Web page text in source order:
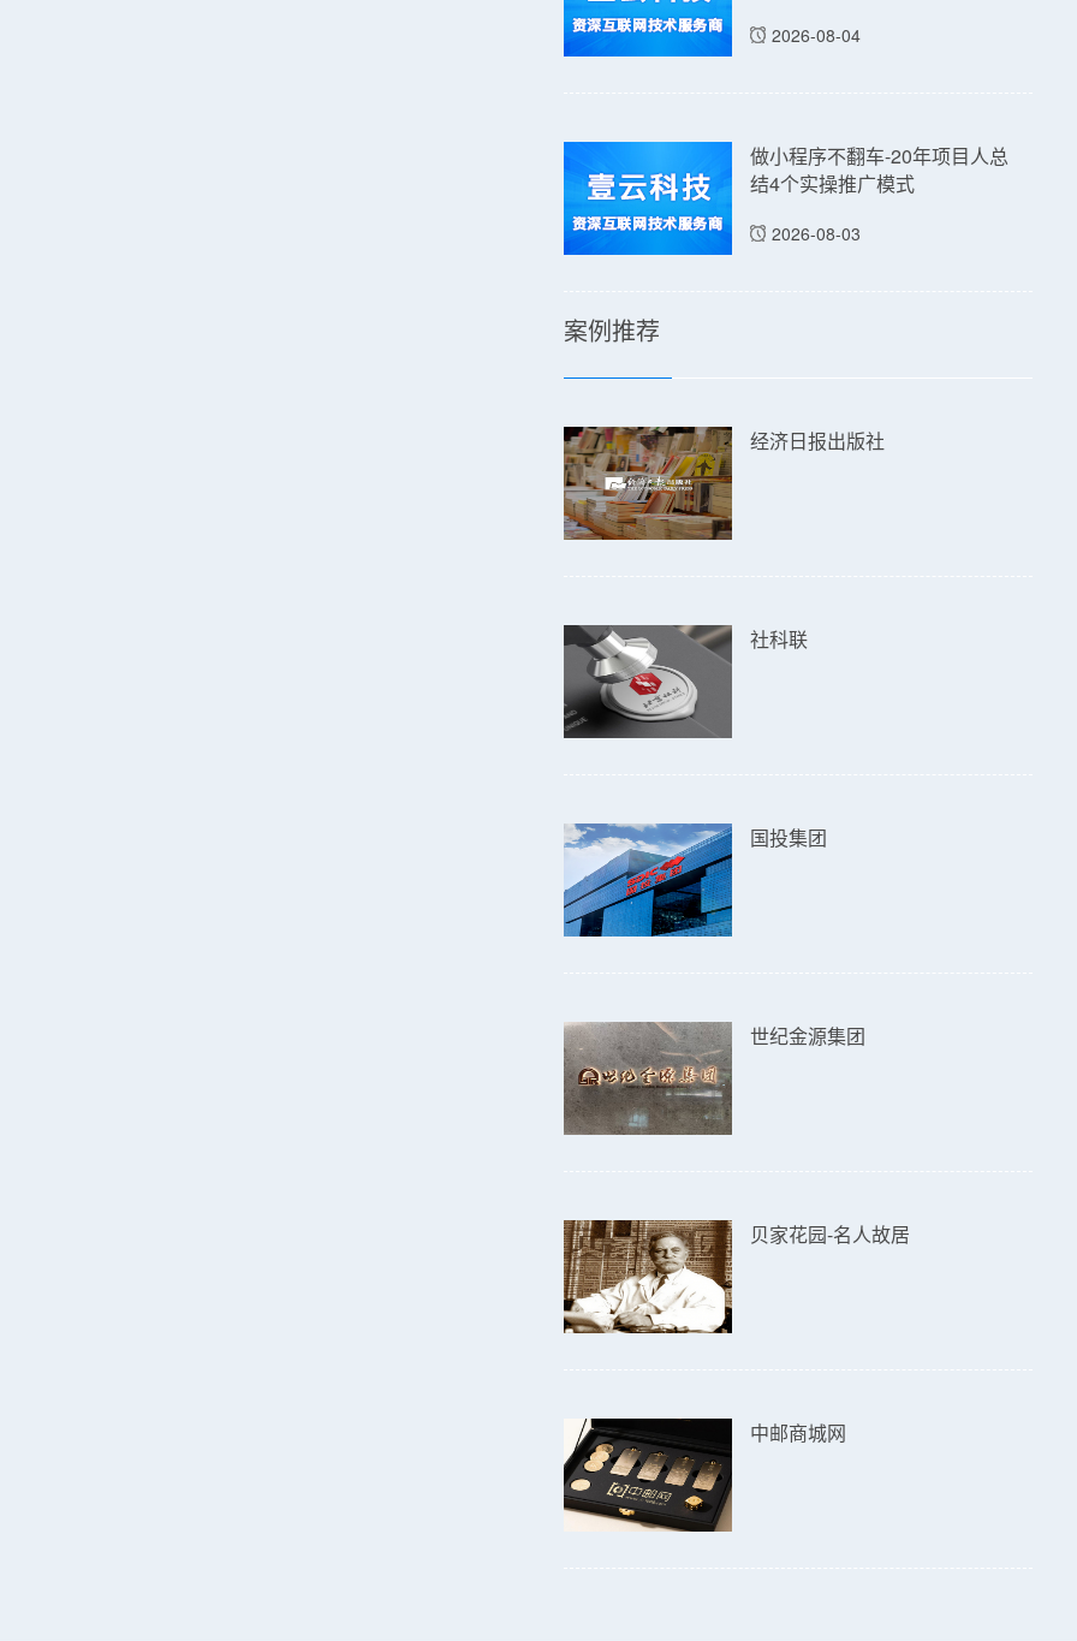
2026-08-04
做小程序不翻车-20年项目人总
结4个实操推广模式
2026-08-03
案例推荐
经济日报出版社
社科联
国投集团
世纪金源集团
贝家花园-名人故居
中邮商城网